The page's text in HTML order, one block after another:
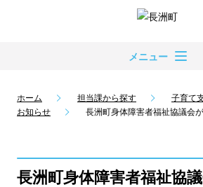
メニュー
ホーム 担当課から探す
子育て
お知らせ
長洲町身体障害者福祉協議会
長洲町身体障害者福祉協議